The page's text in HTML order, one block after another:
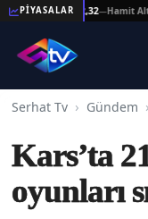
PİYASALAR
Altın44.092,32 —Hamit Altın
Serhat Tv Gündem
Kars’ta
oyunları